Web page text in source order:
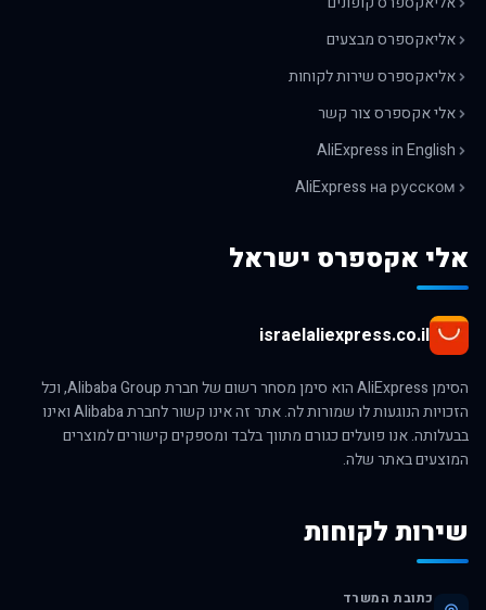
אליאקספרס מבצעים
אליאקספרס שירות לקוחות
אלי אקספרס צור קשר
AliExpress in English
AliExpress на русском
אלי אקספרס ישראל
israelaliexpress.co.il
הסימן AliExpress הוא סימן מסחר רשום של חברת Alibaba Group, וכל
הזכויות הנוגעות לו שמורות לה. אתר זה אינו קשור לחברת Alibaba ואינו
בבעלותה. אנו פועלים כגורם מתווך בלבד ומספקים קישורים למוצרים
המוצעים באתר שלה.
שירות לקוחות
כתובת המשרד